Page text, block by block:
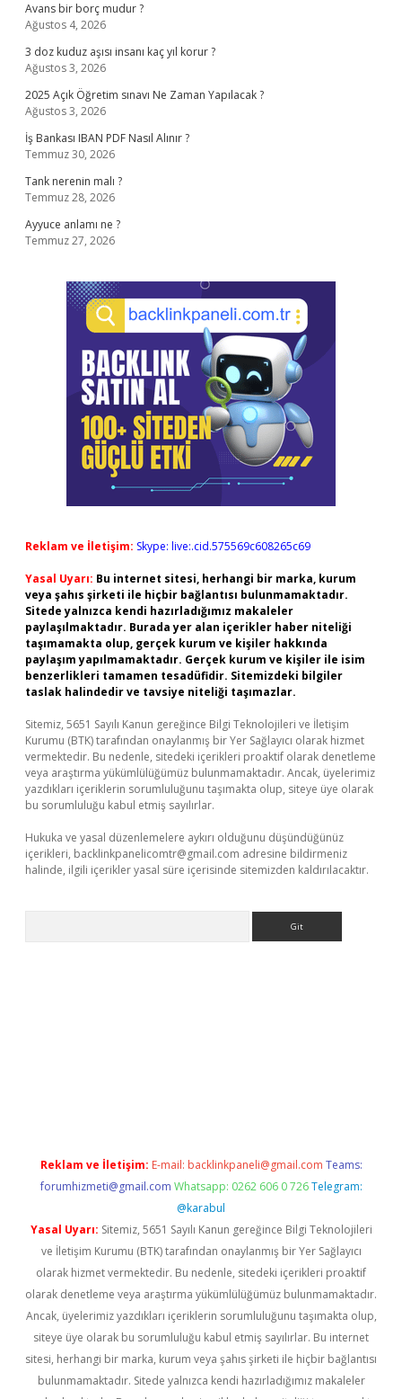
Avans bir borç mudur ?
Ağustos 4, 2026
3 doz kuduz aşısı insanı kaç yıl korur ?
Ağustos 3, 2026
2025 Açık Öğretim sınavı Ne Zaman Yapılacak ?
Ağustos 3, 2026
İş Bankası IBAN PDF Nasıl Alınır ?
Temmuz 30, 2026
Tank nerenin malı ?
Temmuz 28, 2026
Ayyuce anlamı ne ?
Temmuz 27, 2026
Reklam ve İletişim: Skype: live:.cid.575569c608265c69
Yasal Uyarı: Bu internet sitesi, herhangi bir marka, kurum
veya şahıs şirketi ile hiçbir bağlantısı bulunmamaktadır.
Sitede yalnızca kendi hazırladığımız makaleler
paylaşılmaktadır. Burada yer alan içerikler haber niteliği
taşımamakta olup, gerçek kurum ve kişiler hakkında
paylaşım yapılmamaktadır. Gerçek kurum ve kişiler ile isim
benzerlikleri tamamen tesadüfidir. Sitemizdeki bilgiler
taslak halindedir ve tavsiye niteliği taşımazlar.
Sitemiz, 5651 Sayılı Kanun gereğince Bilgi Teknolojileri ve İletişim
Kurumu (BTK) tarafından onaylanmış bir Yer Sağlayıcı olarak hizmet
vermektedir. Bu nedenle, sitedeki içerikleri proaktif olarak denetleme
veya araştırma yükümlülüğümüz bulunmamaktadır. Ancak, üyelerimiz
yazdıkları içeriklerin sorumluluğunu taşımakta olup, siteye üye olarak
bu sorumluluğu kabul etmiş sayılırlar.
Hukuka ve yasal düzenlemelere aykırı olduğunu düşündüğünüz
içerikleri, backlinkpanelicomtr@gmail.com adresine bildirmeniz
halinde, ilgili içerikler yasal süre içerisinde sitemizden kaldırılacaktır.
Reklam ve İletişim: E-mail: backlinkpaneli@gmail.com Teams:
forumhizmeti@gmail.com Whatsapp: 0262 606 0 726 Telegram:
@karabul
Yasal Uyarı: Sitemiz, 5651 Sayılı Kanun gereğince Bilgi Teknolojileri
ve İletişim Kurumu (BTK) tarafından onaylanmış bir Yer Sağlayıcı
olarak hizmet vermektedir. Bu nedenle, sitedeki içerikleri proaktif
olarak denetleme veya araştırma yükümlülüğümüz bulunmamaktadır.
Ancak, üyelerimiz yazdıkları içeriklerin sorumluluğunu taşımakta olup,
siteye üye olarak bu sorumluluğu kabul etmiş sayılırlar. Bu internet
sitesi, herhangi bir marka, kurum veya şahıs şirketi ile hiçbir bağlantısı
bulunmamaktadır. Sitede yalnızca kendi hazırladığımız makaleler